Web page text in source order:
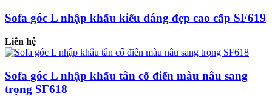
Sofa góc L nhập khẩu kiểu dáng đẹp cao cấp SF619
Liên hệ
Sofa góc L nhập khẩu tân cổ điển màu nâu sang
trọng SF618